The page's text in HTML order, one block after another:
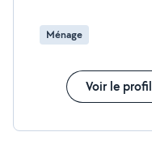
Ménage
Voir le profil